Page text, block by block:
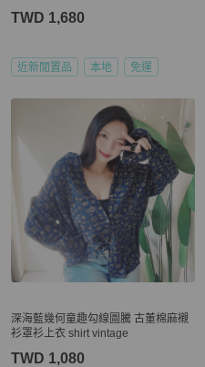
TWD 1,680
近新閒置品 本地 免運
深海藍幾何童趣勾線圖騰 古董棉麻襯
衫罩衫上衣 shirt vintage
TWD 1,080